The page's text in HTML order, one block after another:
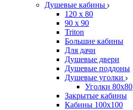
Душевые кабины
120 x 80
90 х 90
Triton
Большие кабины
Для дачи
Душевые двери
Душевые поддоны
Душевые уголки
Уголки 80х80
Закрытые кабины
Кабины 100x100